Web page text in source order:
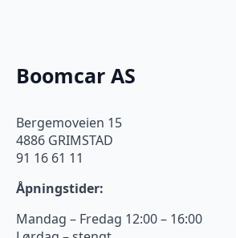
Boomcar AS
Bergemoveien 15
4886 GRIMSTAD
91 16 61 11
Åpningstider:
Mandag – Fredag 12:00 – 16:00